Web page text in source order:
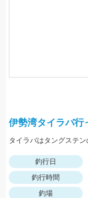
伊勢湾タイラバ
釣行日
釣行時間
釣場